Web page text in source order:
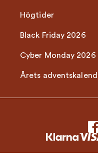
Högtider
Black Friday 2026
Cyber Monday 2026
Årets